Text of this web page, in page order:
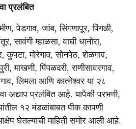
प्रलंबित
पेडगाव, जांब, सिंगणापूर, पिंगळी,
सावंगी म्हाळसा, वाघी धानोरा,
कुपटा, मोरेगाव, सोनपेठ, शेळगाव,
माखणी, पिंपळदरी, राणीसावरगाव,
लिमला आणि कात्नेश्वर या २८
अद्याप प्रलंबित आहे. यापैकी परभणी,
१२ मंडळांबाबत पीक कापणी
घेतल्याची माहिती समोर आली आहे.